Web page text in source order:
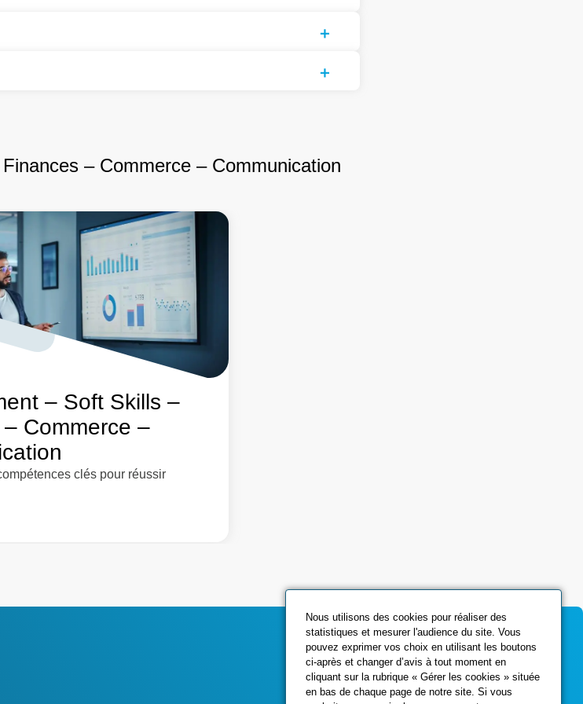
– Commerce – Communication
– Soft Skills –
Commerce –
clés pour réussir
Contactez-nous
Nous utilisons des cookies pour réaliser des
statistiques et mesurer l'audience du site. Vous
pouvez exprimer vos choix en utilisant les boutons
ci-après et changer d’avis à tout moment en
cliquant sur la rubrique « Gérer les cookies » située
en bas de chaque page de notre site. Si vous